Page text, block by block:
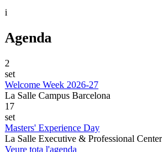
i
Agenda
2
set
Welcome Week 2026-27
La Salle Campus Barcelona
17
set
Masters' Experience Day
La Salle Executive & Professional Center
Veure tota l'agenda